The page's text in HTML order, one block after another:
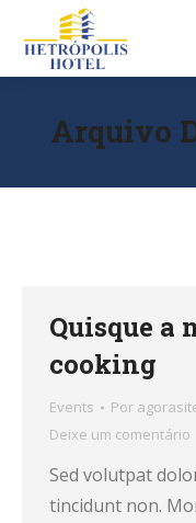
Arquivo
Quisque a
cooking
Events Por
Deixe um comentário
Sed volutpat
tincidunt non.